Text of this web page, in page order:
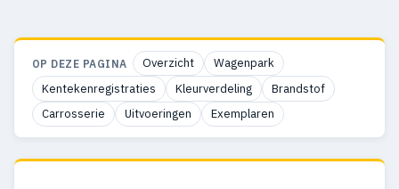
OP DEZE PAGINA Overzicht
Wagenpark
Kentekenregistraties
Kleurverdeling
Brandstof
Carrosserie
Uitvoeringen Exemplaren